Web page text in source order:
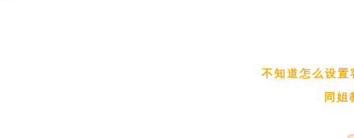
不知道怎么设
同姐